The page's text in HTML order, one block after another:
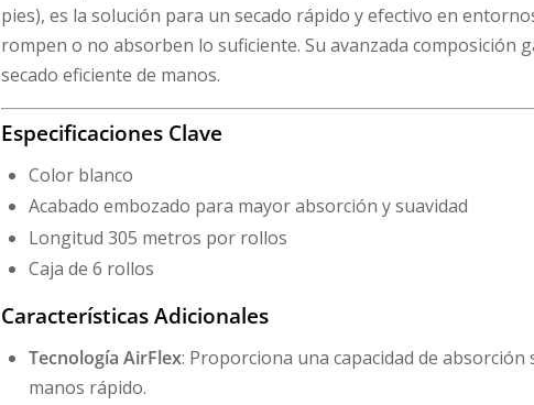
pies), es la solución para un secado rápido y efectivo en
rompen o no absorben lo suficiente. Su avanzada composición
secado eficiente de manos.
Especificaciones Clave
Color blanco
Acabado embozado para mayor absorción y suavidad
Longitud 305 metros por rollos
Caja de 6 rollos
Características Adicionales
Tecnología AirFlex: Proporciona una capacidad de
manos rápido.